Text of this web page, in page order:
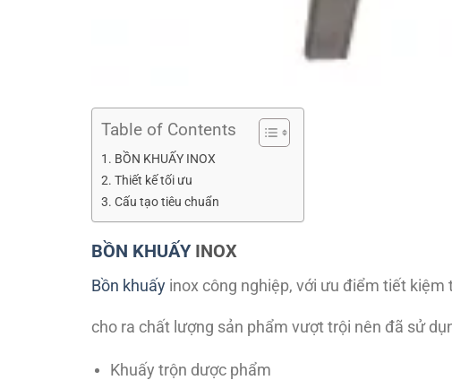
Table of Contents
BỒN KHUẤY INOX
Thiết kế tối ưu
Cấu tạo tiêu chuẩn
BỒN KHUẤYINOX
Bồn khuấy inox công nghiệp, với ưu điểm tiết kiệm
cho ra chất lượng sản phẩm vượt trội nên đã sử
Khuấy trộn dược phẩm